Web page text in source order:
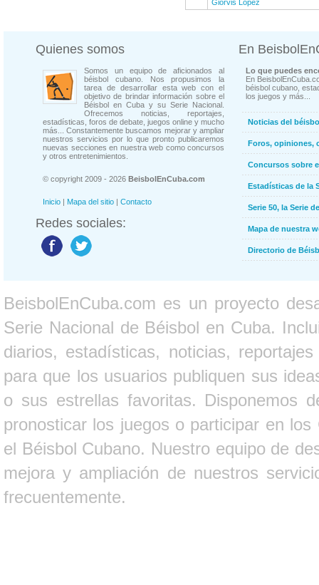
Giorvis López
Quienes somos
Somos un equipo de aficionados al
béisbol cubano. Nos propusimos la
tarea de desarrollar esta web con el
objetivo de brindar información sobre el
Béisbol en Cuba y su Serie Nacional.
Ofrecemos noticias, reportajes,
estadísticas, foros de debate, juegos online y mucho
más... Constantemente buscamos mejorar y ampliar
nuestros servicios por lo que pronto publicaremos
nuevas secciones en nuestra web como concursos
y otros entretenimientos.
© copyright 2009 - 2026 BeisbolEnCuba.com
Inicio | Mapa del sitio | Contacto
Redes sociales:
En
Lo que puedes
En
béisbol cubano,
los juegos y más...
Noticias del
Foros, opiniones,
Concursos sobre
Estadísticas de la
Serie 50, la Serie
Mapa de nuestra
Directorio de
BeisbolEnCuba.com es un proyecto
Serie Nacional de Béisbol en Cuba.
diarios, estadísticas, noticias,
para que los usuarios publiquen sus
o sus estrellas favoritas. Disponemos
pronosticar los juegos o participar en
el Béisbol Cubano. Nuestro equipo de
mejora y ampliación de nuestros
frecuentemente.